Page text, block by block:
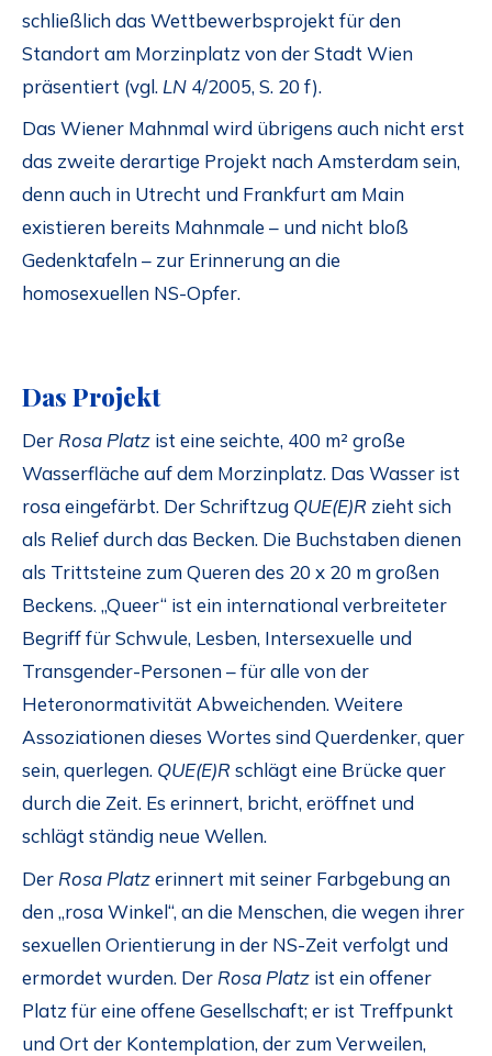
schließlich das Wettbewerbsprojekt für den
Standort am Morzinplatz von der Stadt Wien
präsentiert (vgl. LN 4/2005, S. 20 f).
Das Wiener Mahnmal wird übrigens auch nicht erst
das zweite derartige Projekt nach Amsterdam sein,
denn auch in Utrecht und Frankfurt am Main
existieren bereits Mahnmale – und nicht bloß
Gedenktafeln – zur Erinnerung an die
homosexuellen NS-Opfer.
Das Projekt
Der Rosa Platz ist eine seichte, 400 m² große
Wasserfläche auf dem Morzinplatz. Das Wasser ist
rosa eingefärbt. Der Schriftzug QUE(E)R zieht sich
als Relief durch das Becken. Die Buchstaben dienen
als Trittsteine zum Queren des 20 x 20 m großen
Beckens. „Queer“ ist ein international verbreiteter
Begriff für Schwule, Lesben, Intersexuelle und
Transgender-Personen – für alle von der
Heteronormativität Abweichenden. Weitere
Assoziationen dieses Wortes sind Querdenker, quer
sein, querlegen. QUE(E)R schlägt eine Brücke quer
durch die Zeit. Es erinnert, bricht, eröffnet und
schlägt ständig neue Wellen.
Der Rosa Platzerinnert mit seiner Farbgebung an
den „rosa Winkel“, an die Menschen, die wegen ihrer
sexuellen Orientierung in der NS-Zeit verfolgt und
ermordet wurden. Der Rosa Platz ist ein offener
Platz für eine offene Gesellschaft; er ist Treffpunkt
und Ort der Kontemplation, der zum Verweilen,